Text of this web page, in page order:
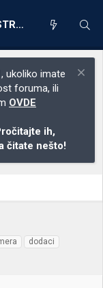
REGISTRACIJA
ukoliko imate
foruma, ili
OVDE
ih,
čitate nešto!
dodaci